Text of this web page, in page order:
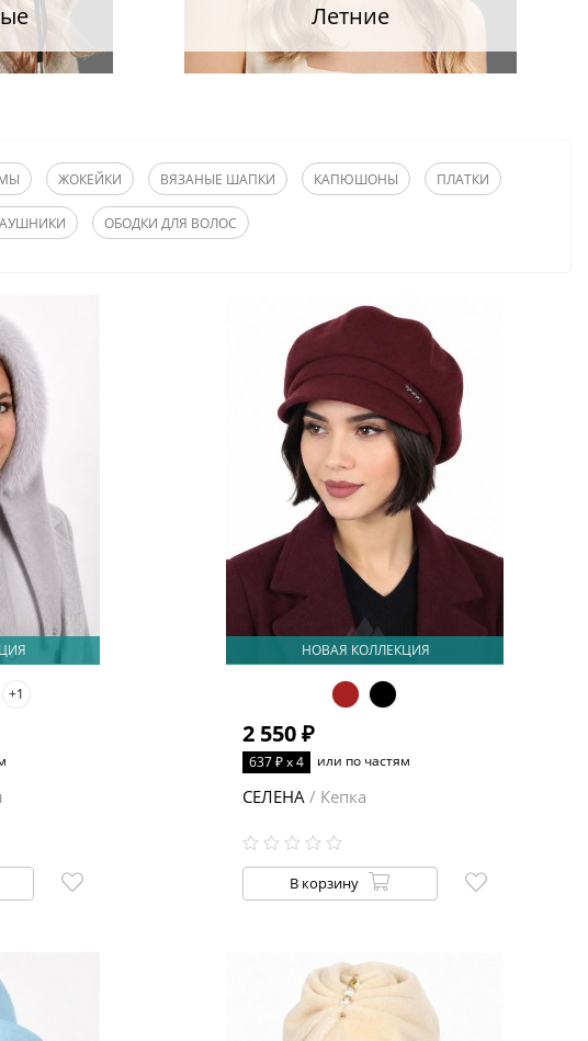
Летние
ЖОКЕЙКИ ВЯЗАНЫЕ ШАПКИ КАПЮШОНЫ ПЛАТКИ
ОБОДКИ ДЛЯ ВОЛОС
+1
НОВАЯ КОЛЛЕКЦИЯ
2 550 ₽
637 ₽ x 4 или по частям
СЕЛЕНА/ Кепка
В корзину